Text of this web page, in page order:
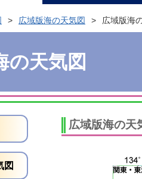
広域版海の天気図 広域版海
の天気図
広域版海の天
図